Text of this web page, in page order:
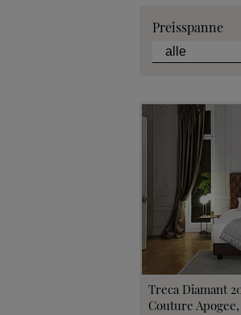
Preisspanne
Treca Diamant
Couture